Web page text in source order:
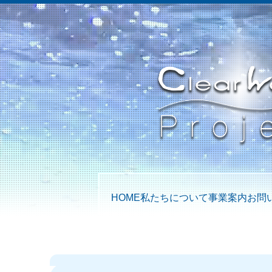
HOME私たちについて事業案内お問